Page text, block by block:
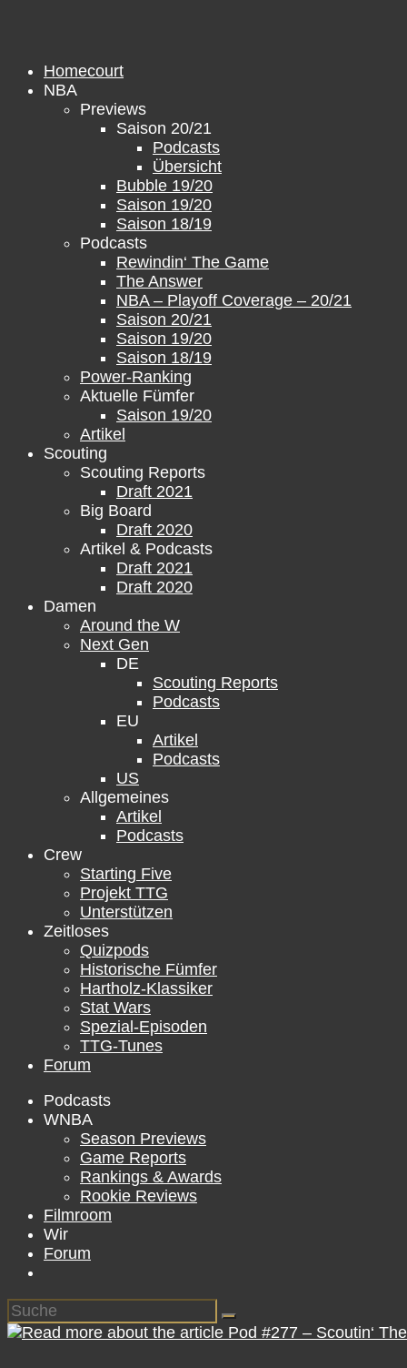
Homecourt
NBA
Previews
Saison 20/21
Podcasts
Übersicht
Bubble 19/20
Saison 19/20
Saison 18/19
Podcasts
Rewindin‘ The Game
The Answer
NBA – Playoff Coverage – 20/21
Saison 20/21
Saison 19/20
Saison 18/19
Power-Ranking
Aktuelle Fümfer
Saison 19/20
Artikel
Scouting
Scouting Reports
Draft 2021
Big Board
Draft 2020
Artikel & Podcasts
Draft 2021
Draft 2020
Damen
Around the W
Next Gen
DE
Scouting Reports
Podcasts
EU
Artikel
Podcasts
US
Allgemeines
Artikel
Podcasts
Crew
Starting Five
Projekt TTG
Unterstützen
Zeitloses
Quizpods
Historische Fümfer
Hartholz-Klassiker
Stat Wars
Spezial-Episoden
TTG-Tunes
Forum
Podcasts
WNBA
Season Previews
Game Reports
Rankings & Awards
Rookie Reviews
Filmroom
Wir
Forum